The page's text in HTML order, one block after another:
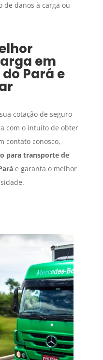
de danos à carga ou
em
Pará e
cotação de seguro
com o intuito de obter
contato conosco,
para transporte de
e garanta o melhor